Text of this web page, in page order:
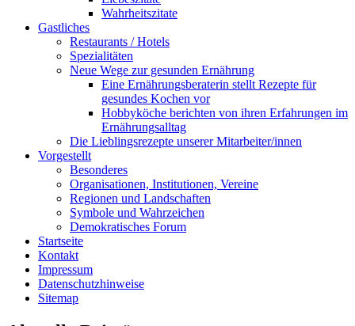
Wahrheitszitate
Gastliches
Restaurants / Hotels
Spezialitäten
Neue Wege zur gesunden Ernährung
Eine Ernährungsberaterin stellt Rezepte für
gesundes Kochen vor
Hobbyköche berichten von ihren Erfahrungen im
Ernährungsalltag
Die Lieblingsrezepte unserer Mitarbeiter/innen
Vorgestellt
Besonderes
Organisationen, Institutionen, Vereine
Regionen und Landschaften
Symbole und Wahrzeichen
Demokratisches Forum
Startseite
Kontakt
Impressum
Datenschutzhinweise
Sitemap